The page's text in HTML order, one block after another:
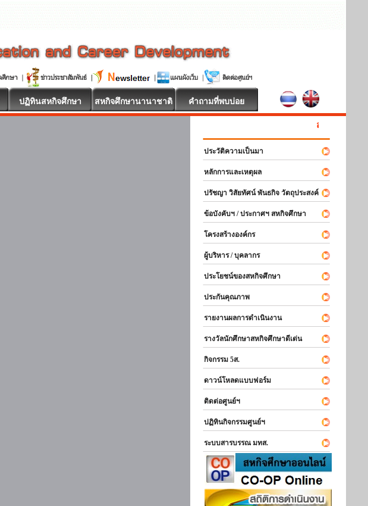
ปฏิทินสหกิจศึกษา สหกิจศึกษานานาชาติ คำถามที่พบบ่อย
สหกิจศึกษา ยินดี
ประวัติความเป็นมา
หลักการและเหตุผล
ปรัชญา วิสัยทัศน์ พันธกิจ วัตถุประสงค์
ข้อบังคับฯ / ประกาศฯ สหกิจศึกษา
โครงสร้างองค์กร
ผู้บริหาร / บุคลากร
ประโยชน์ของสหกิจศึกษา
ประกันคุณภาพ
รายงานผลการดำเนินงาน
รางวัลนักศึกษาสหกิจศึกษาดีเด่น
กิจกรรม 5ส.
ดาวน์โหลดแบบฟอร์ม
ติดต่อศูนย์ฯ
ปฏิทินกิจกรรมศูนย์ฯ
ระบบสารบรรณ มทส.